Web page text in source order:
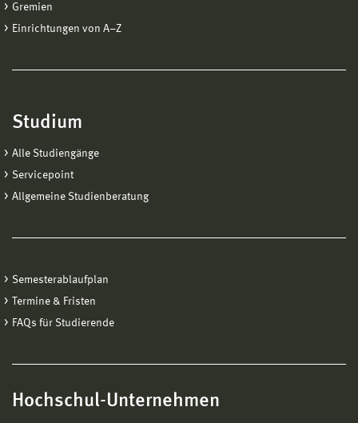
Gremien
Einrichtungen von A−Z
Studium
Alle Studiengänge
Servicepoint
Allgemeine Studienberatung
Semesterablaufplan
Termine & Fristen
FAQs für Studierende
Hochschul-Unternehmen